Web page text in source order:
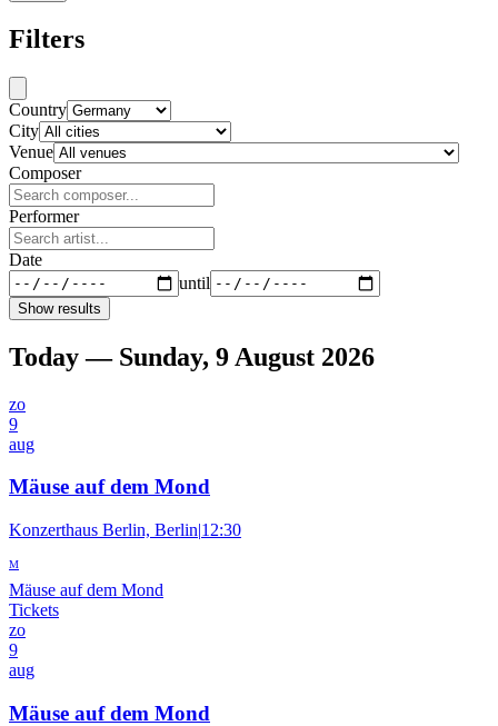
Filters
Country
City
Venue
Composer
Performer
Date
until
Show results
Today — Sunday, 9 August 2026
zo
9
aug
Mäuse auf dem Mond
Konzerthaus Berlin, Berlin|12:30
M
Mäuse auf dem Mond
Tickets
zo
9
aug
Mäuse auf dem Mond